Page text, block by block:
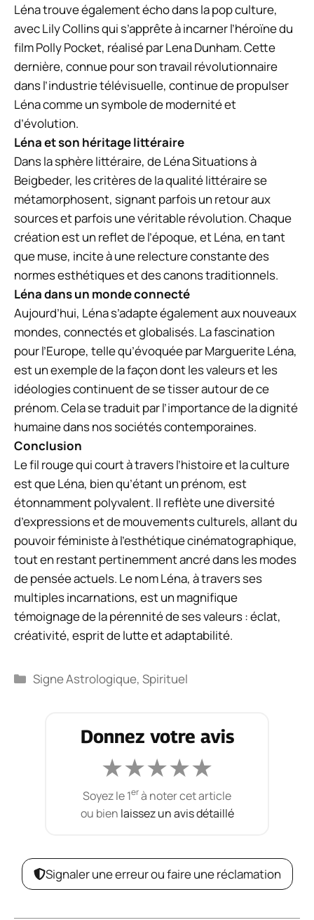
Léna trouve également écho dans la pop culture,
avec Lily Collins qui s’apprête à incarner l’héroïne du
film Polly Pocket, réalisé par Lena Dunham. Cette
dernière, connue pour son travail révolutionnaire
dans l’industrie télévisuelle, continue de propulser
Léna comme un symbole de modernité et
d’évolution.
Léna et son héritage littéraire
Dans la sphère littéraire, de Léna Situations à
Beigbeder, les critères de la qualité littéraire se
métamorphosent, signant parfois un retour aux
sources et parfois une véritable révolution. Chaque
création est un reflet de l’époque, et Léna, en tant
que muse, incite à une relecture constante des
normes esthétiques et des canons traditionnels.
Léna dans un monde connecté
Aujourd’hui, Léna s’adapte également aux nouveaux
mondes, connectés et globalisés. La fascination
pour l’Europe, telle qu’évoquée par Marguerite Léna,
est un exemple de la façon dont les valeurs et les
idéologies continuent de se tisser autour de ce
prénom. Cela se traduit par l’importance de la dignité
humaine dans nos sociétés contemporaines.
Conclusion
Le fil rouge qui court à travers l’histoire et la culture
est que Léna, bien qu’étant un prénom, est
étonnamment polyvalent. Il reflète une diversité
d’expressions et de mouvements culturels, allant du
pouvoir féministe à l’esthétique cinématographique,
tout en restant pertinemment ancré dans les modes
de pensée actuels. Le nom Léna, à travers ses
multiples incarnations, est un magnifique
témoignage de la pérennité de ses valeurs : éclat,
créativité, esprit de lutte et adaptabilité.
Catégories
Signe Astrologique,Spirituel
Donnez votre avis
★★★★★
Soyez le 1erà noter cet article
ou bien laissez un avis détaillé
Signaler une erreur ou faire une réclamation